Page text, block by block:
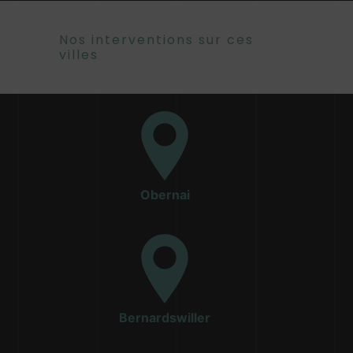
Nos interventions sur ces
villes
Obernai
Bernardswiller